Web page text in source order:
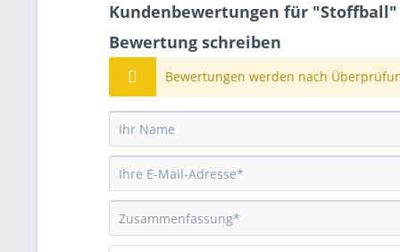
Kundenbewertungen für "Stoffball"
Bewertung schreiben
Bewertungen werden nach